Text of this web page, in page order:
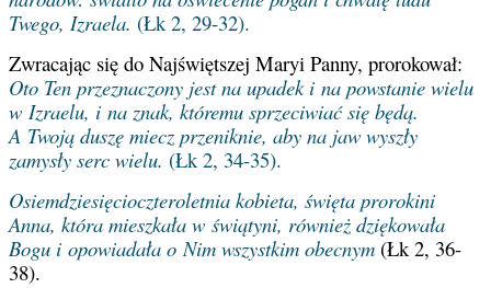
Twego, Izraela. (Łk 2, 29-32).
Zwracając się do Najświętszej Maryi Panny, prorokował:
Oto Ten przeznaczony jest na upadek i na powstanie wielu
w Izraelu, i na znak, któremu sprzeciwiać się będą.
A Twoją duszę miecz przeniknie, aby na jaw wyszły
zamysły serc wielu. (Łk 2, 34-35).
Osiemdziesięcioczteroletnia kobieta, święta prorokini
Anna, która mieszkała w świątyni, również dziękowała
Bogu i opowiadała o Nim wszystkim obecnym (Łk 2, 36-
38).